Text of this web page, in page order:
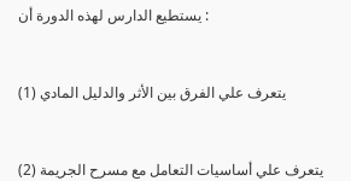
يستطيع الدارس لهذه الدورة أن :
(1) يتعرف علي الفرق بين الأثر والدليل المادي
(2) يتعرف علي أساسيات التعامل مع مسرح الجريمة